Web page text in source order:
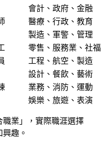
會計、政府、金融
醫療、行政、教育
製造、軍警、管理
零售、服務業、社福
工程、航空、製造
設計、餐飲、藝術
業務、消防、運動
娛樂、旅遊、表演
業」，實際職涯選擇
趣。